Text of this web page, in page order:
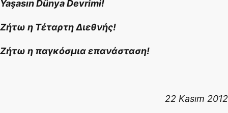
Yaşasın Dünya Devrimi!
Ζήτω η Τέταρτη Διεθνής!
Ζήτω η παγκόσμια επανάσταση!
22 Kasım 2012